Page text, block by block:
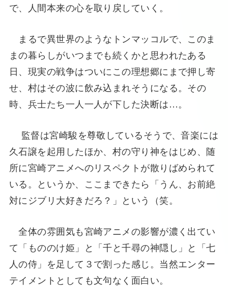
で、人間本来の心を取り戻していく。
まるで異世界のようなトンマッコルで、このま
まの暮らしがいつまでも続くかと思われたある
日、現実の戦争はついにこの理想郷にまで押し寄
せ、村はその波に飲み込まれそうになる。その
時、兵士たち一人一人が下した決断は…。
監督は宮崎駿を尊敬しているそうで、音楽には
久石譲を起用したほか、村の守り神をはじめ、随
所に宮崎アニメへのリスペクトが散りばめられて
いる。というか、ここまできたら「うん、お前絶
対にジブリ大好きだろ？」という（笑。
全体の雰囲気も宮崎アニメの影響が濃く出てい
て「もののけ姫」と「千と千尋の神隠し」と「七
人の侍」を足して３で割った感じ。当然エンター
テイメントとしても文句なく面白い。